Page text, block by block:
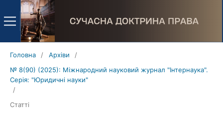
Головна / Архіви
/
№ 8(90) (2025): Міжнародний науковий журнал "Інтернаука".
Серія: "Юридичні науки"
/
Статті